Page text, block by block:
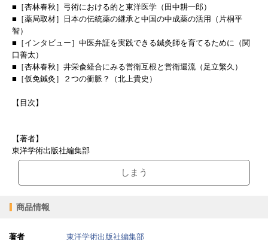
■［杏林春秋］弓術における的と東洋医学（田中耕一郎）
■［薬局取材］日本の伝統薬の継承と中国の中成薬の活用（片桐平
智）
■［インタビュー］中医弁証を実践できる鍼灸師を育てるために（関
口善太）
■［杏林春秋］井栄兪経合にみる営衛互根と営衛還流（足立繁久）
■［仮免鍼灸］２つの衝脈？（北上貴史）
【目次】
【著者】
東洋学術出版社編集部
しまう
商品情報
著者
東洋学術出版社編集部